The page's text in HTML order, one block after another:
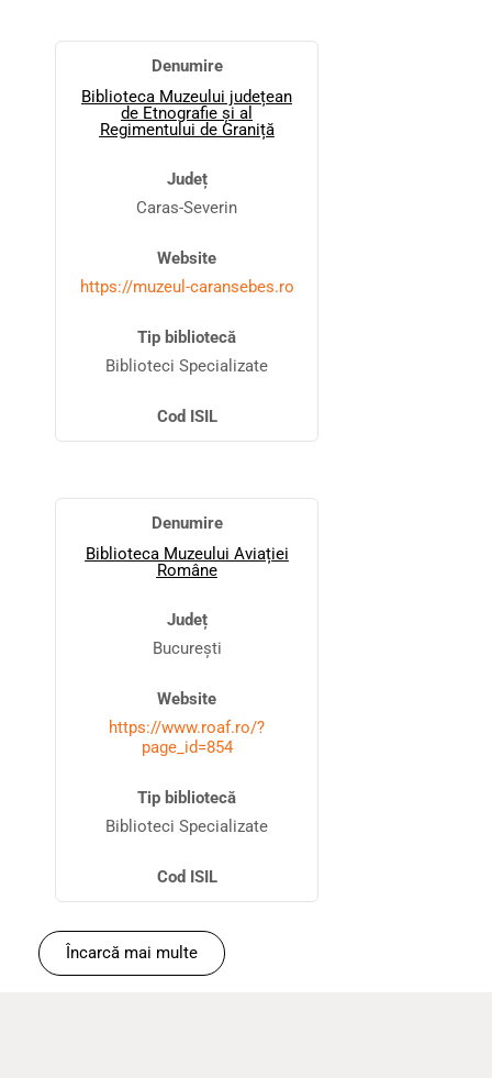
Denumire
Biblioteca Muzeului județean
de Etnografie și al
Regimentului de Graniță
Județ
Caras-Severin
Website
https://muzeul-caransebes.ro
Tip bibliotecă
Biblioteci Specializate
Cod ISIL
Denumire
Biblioteca Muzeului Aviației
Române
Județ
București
Website
https://www.roaf.ro/?
page_id=854
Tip bibliotecă
Biblioteci Specializate
Cod ISIL
Încarcă mai multe